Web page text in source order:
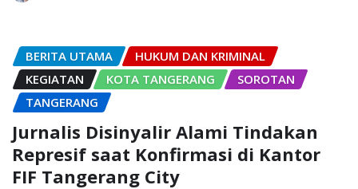
BERITA UTAMA
HUKUM DAN KRIMINAL
KEGIATAN
KOTA TANGERANG
SOROTAN
TANGERANG
Jurnalis Disinyalir Alami Tindakan
Represif saat Konfirmasi di Kantor
FIF Tangerang City